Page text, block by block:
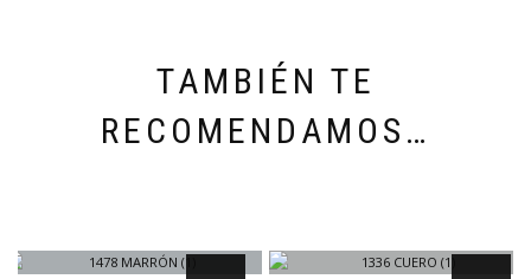
TAMBIÉN TE
RECOMENDAMOS…